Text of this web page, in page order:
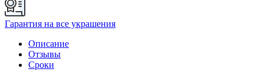
Гарантия на все украшения
Описание
Отзывы
Сроки